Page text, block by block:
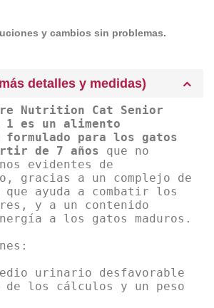
y cambios sin problemas.
detalles y medidas)
Nutrition Cat Senior
1 es un alimento
formulado para los gatos
de 7 años que no
evidentes de
gracias a un complejo de
ayuda a combatir los
y a un contenido
a los gatos maduros.
urinario desfavorable
los cálculos y un peso